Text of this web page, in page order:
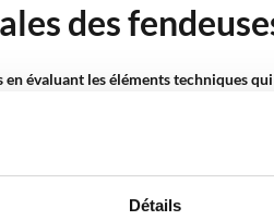
Détails
des
évaluant les éléments techniques
d’identifier des modèles
assure une autonomie même loin
pour soutenir des bûches